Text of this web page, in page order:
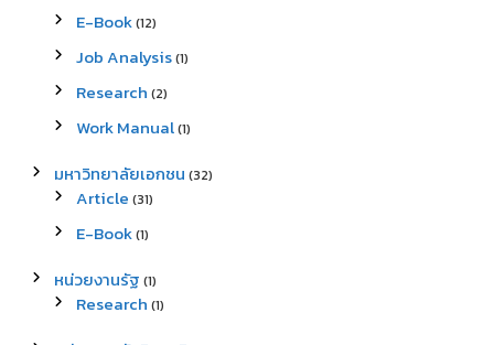
E-Book(12)
Job Analysis(1)
Research (2)
Work Manual(1)
มหาวิทยาลัยเอกชน (32)
Article (31)
E-Book(1)
หน่วยงานรัฐ (1)
Research (1)